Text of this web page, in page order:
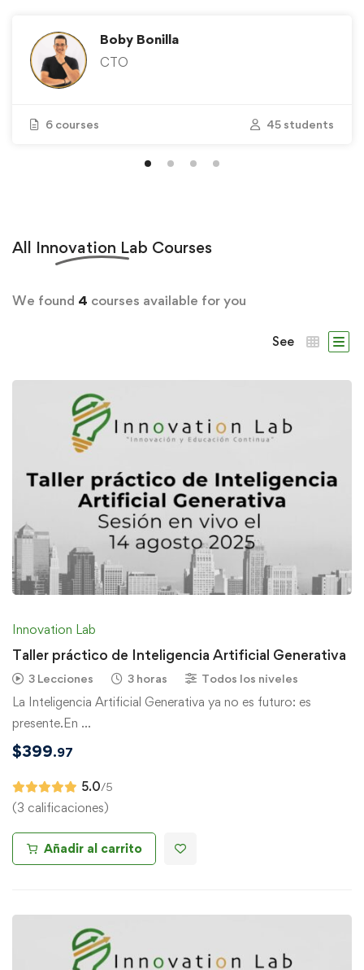
Boby Bonilla
CTO
6 courses 45 students
All Innovation Lab Courses
We found 4 courses available for you
See
Innovation Lab
Taller práctico de Inteligencia Artificial Generativa
3 Lecciones 3 horas Todos los niveles
La Inteligencia Artificial Generativa ya no es futuro: es
presente.En …
$399.97
5.0/5
(3 calificaciones)
Añadir al carrito